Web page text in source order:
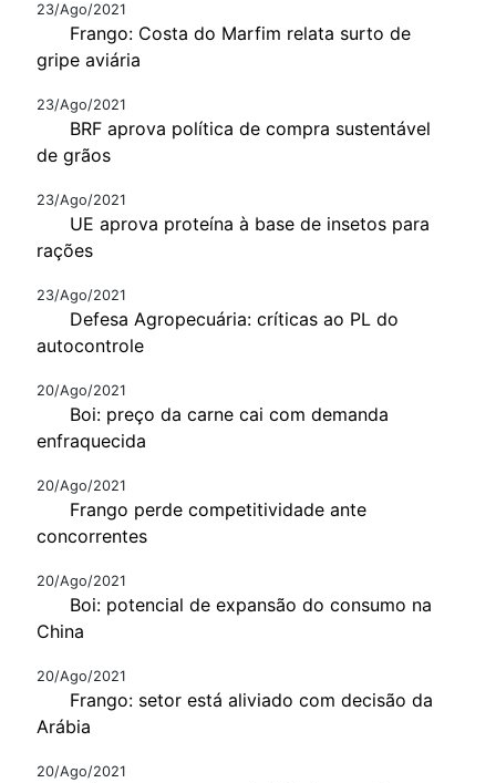
23/Ago/2021
Frango: Costa do Marfim relata surto de
gripe aviária
23/Ago/2021
BRF aprova política de compra sustentável
de grãos
23/Ago/2021
UE aprova proteína à base de insetos para
rações
23/Ago/2021
Defesa Agropecuária: críticas ao PL do
autocontrole
20/Ago/2021
Boi: preço da carne cai com demanda
enfraquecida
20/Ago/2021
Frango perde competitividade ante
concorrentes
20/Ago/2021
Boi: potencial de expansão do consumo na
China
20/Ago/2021
Frango: setor está aliviado com decisão da
Arábia
20/Ago/2021